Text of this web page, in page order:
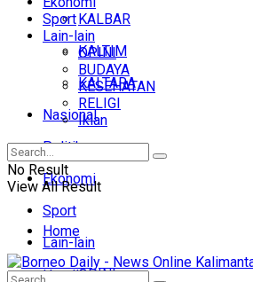
KALBAR
KALTIM
KALTARA
Nasional
Politik
Ekonomi
Sport
Lain-lain
OPINI
Sport
Lain-lain
OPINI
BUDAYA
KESEHATAN
RELIGI
Iklan
No Result
View All Result
Home
Headline